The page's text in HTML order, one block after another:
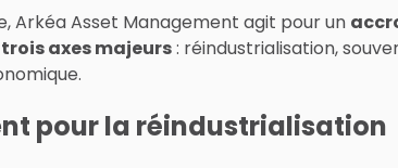
Arkéa Asset Management agit pour un
trois axes majeurs: réindustrialisation,
pour la réindustrialisation